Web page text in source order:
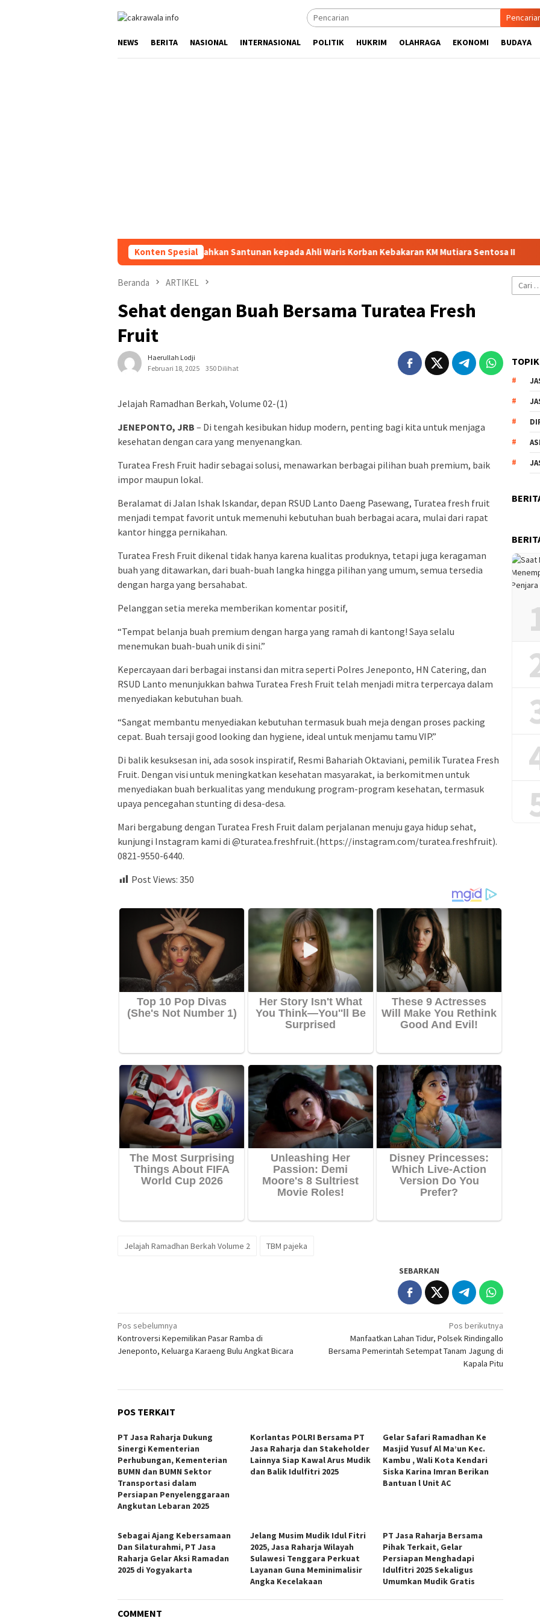
NEWS BERITA NASIONAL INTERNASIONAL POLITIK HUKRIM OLAHRAGA EKONOMI BUDAYA
Konten Spesial
Jasa Raharja Serahkan Santunan kepada Ahli Waris Korban Kebakaran KM Mutiara Sentosa II Dirut
Beranda ARTIKEL
Sehat dengan Buah Bersama Turatea Fresh
Fruit
Haerullah Lodji
Februari 18, 2025
350 Dilihat
Jelajah Ramadhan Berkah, Volume 02-(1)
JENEPONTO, JRB – Di tengah kesibukan hidup modern, penting bagi kita untuk menjaga
kesehatan dengan cara yang menyenangkan.
Turatea Fresh Fruit hadir sebagai solusi, menawarkan berbagai pilihan buah premium, baik
impor maupun lokal.
Beralamat di Jalan Ishak Iskandar, depan RSUD Lanto Daeng Pasewang, Turatea fresh fruit
menjadi tempat favorit untuk memenuhi kebutuhan buah berbagai acara, mulai dari rapat
kantor hingga pernikahan.
Turatea Fresh Fruit dikenal tidak hanya karena kualitas produknya, tetapi juga keragaman
buah yang ditawarkan, dari buah-buah langka hingga pilihan yang umum, semua tersedia
dengan harga yang bersahabat.
Pelanggan setia mereka memberikan komentar positif,
“Tempat belanja buah premium dengan harga yang ramah di kantong! Saya selalu
menemukan buah-buah unik di sini.”
Kepercayaan dari berbagai instansi dan mitra seperti Polres Jeneponto, HN Catering, dan
RSUD Lanto menunjukkan bahwa Turatea Fresh Fruit telah menjadi mitra terpercaya dalam
menyediakan kebutuhan buah.
“Sangat membantu menyediakan kebutuhan termasuk buah meja dengan proses packing
cepat. Buah tersaji good looking dan hygiene, ideal untuk menjamu tamu VIP.”
Di balik kesuksesan ini, ada sosok inspiratif, Resmi Bahariah Oktaviani, pemilik Turatea Fresh
Fruit. Dengan visi untuk meningkatkan kesehatan masyarakat, ia berkomitmen untuk
menyediakan buah berkualitas yang mendukung program-program kesehatan, termasuk
upaya pencegahan stunting di desa-desa.
Mari bergabung dengan Turatea Fresh Fruit dalam perjalanan menuju gaya hidup sehat,
kunjungi Instagram kami di @turatea.freshfruit.(https://instagram.com/turatea.freshfruit).
0821-9550-6440.
Post Views: 350
Jelajah Ramadhan Berkah Volume 2 TBM pajeka
SEBARKAN
Navigasi
pos
Pos sebelumnya
Kontroversi Kepemilikan Pasar Ramba di
Jeneponto, Keluarga Karaeng Bulu Angkat Bicara
Pos berikutnya
Manfaatkan Lahan Tidur, Polsek Rindingallo
Bersama Pemerintah Setempat Tanam Jagung di
Kapala Pitu
POS TERKAIT
PT Jasa Raharja Dukung
Sinergi Kementerian
Perhubungan, Kementerian
BUMN dan BUMN Sektor
Transportasi dalam
Persiapan Penyelenggaraan
Angkutan Lebaran 2025
Korlantas POLRI Bersama PT
Jasa Raharja dan Stakeholder
Lainnya Siap Kawal Arus Mudik
dan Balik Idulfitri 2025
Gelar Safari Ramadhan Ke
Masjid Yusuf Al Ma’un Kec.
Kambu , Wali Kota Kendari
Siska Karina Imran Berikan
Bantuan l Unit AC
Sebagai Ajang Kebersamaan
Dan Silaturahmi, PT Jasa
Raharja Gelar Aksi Ramadan
2025 di Yogyakarta
Jelang Musim Mudik Idul Fitri
2025, Jasa Raharja Wilayah
Sulawesi Tenggara Perkuat
Layanan Guna Meminimalisir
Angka Kecelakaan
PT Jasa Raharja Bersama
Pihak Terkait, Gelar
Persiapan Menghadapi
Idulfitri 2025 Sekaligus
Umumkan Mudik Gratis
COMMENT
Cari
untuk: